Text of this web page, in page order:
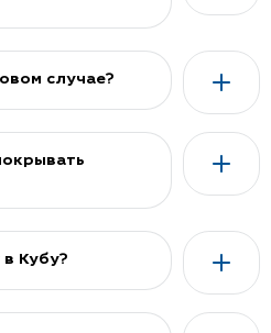
случае?
в Кубу?